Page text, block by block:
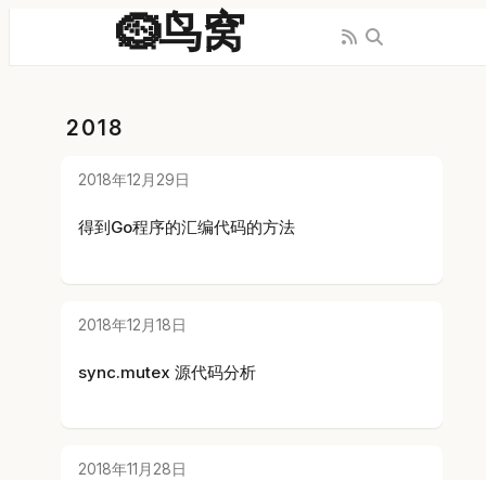
🪹鸟窝
2018
2018年12月29日
得到Go程序的汇编代码的方法
2018年12月18日
sync.mutex 源代码分析
2018年11月28日